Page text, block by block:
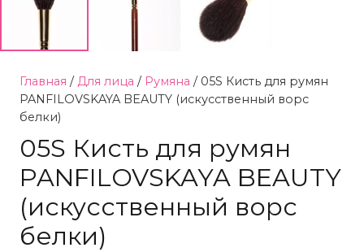
Главная / Для лица / Румяна / 05S Кисть для румян
PANFILOVSKAYA BEAUTY (искусственный ворс
белки)
05S Кисть для румян
PANFILOVSKAYA BEAUTY
(искусственный ворс
белки)